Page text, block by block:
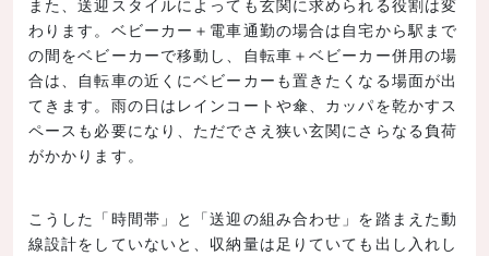
また、送迎スタイルによっても玄関に求められる役割は変
わります。ベビーカー＋電車通勤の場合は自宅から駅まで
の間をベビーカーで移動し、自転車＋ベビーカー併用の場
合は、自転車の近くにベビーカーも置きたくなる場面が出
てきます。雨の日はレインコートや傘、カッパを乾かすス
ペースも必要になり、ただでさえ狭い玄関にさらなる負荷
がかかります。
こうした「時間帯」と「送迎の組み合わせ」を踏まえた動
線設計をしていないと、収納量は足りていても出し入れし